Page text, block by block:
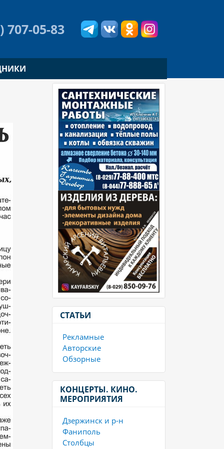
707-05-83
СТАТЬИ
Рекламные
Авторские
Обзорные
КОНЦЕРТЫ. КИНО.
МЕРОПРИЯТИЯ
Дзержинск и р-н
Фаниполь
Столбцы